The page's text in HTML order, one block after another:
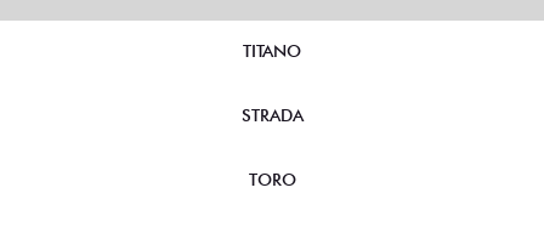
TITANO
STRADA
TORO